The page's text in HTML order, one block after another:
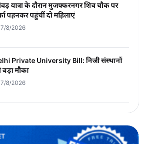
यात्रा के दौरान मुजफ्फरनगर शिव चौक पर
पहनकर पहुंचीं दो महिलाएं
7/8/2026
Private University Bill: निजी संस्थानों
बड़ा मौका
7/8/2026